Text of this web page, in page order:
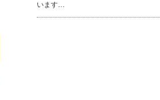
います…